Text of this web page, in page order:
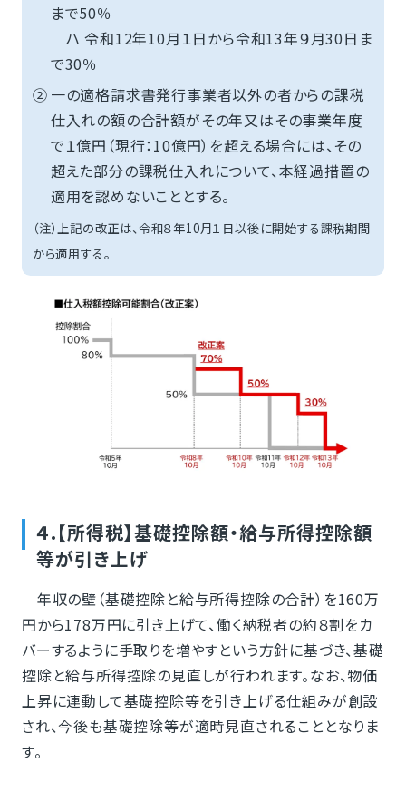
まで50％
ハ 令和12年10月１日から令和13年９月30日ま
で30％
② 一の適格請求書発行事業者以外の者からの課税
仕入れの額の合計額がその年又はその事業年度
で１億円（現行：10億円）を超える場合には、その
超えた部分の課税仕入れについて、本経過措置の
適用を認めないこととする。
（注）上記の改正は、令和８年10月１日以後に開始する課税期間
から適用する。
４.【所得税】基礎控除額・給与所得控除額
等が引き上げ
年収の壁（基礎控除と給与所得控除の合計）を160万
円から178万円に引き上げて、働く納税者の約８割をカ
バーするように手取りを増やすという方針に基づき、基礎
控除と給与所得控除の見直しが行われます。なお、物価
上昇に連動して基礎控除等を引き上げる仕組みが創設
され、今後も基礎控除等が適時見直されることとなりま
す。